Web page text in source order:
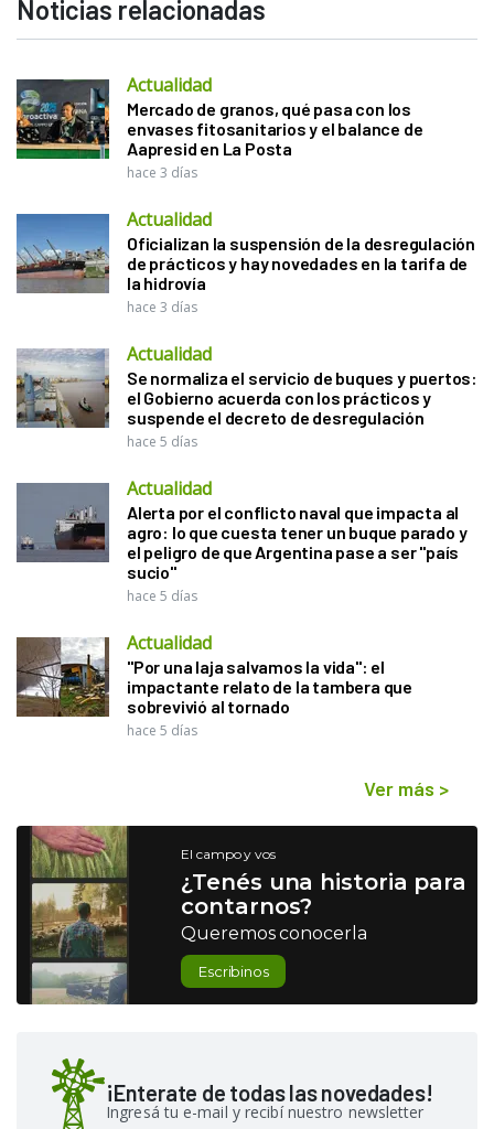
Noticias relacionadas
Actualidad
Mercado de granos, qué pasa con los
envases fitosanitarios y el balance de
Aapresid en La Posta
hace 3 días
Actualidad
Oficializan la suspensión de la desregulación
de prácticos y hay novedades en la tarifa de
la hidrovía
hace 3 días
Actualidad
Se normaliza el servicio de buques y puertos:
el Gobierno acuerda con los prácticos y
suspende el decreto de desregulación
hace 5 días
Actualidad
Alerta por el conflicto naval que impacta al
agro: lo que cuesta tener un buque parado y
el peligro de que Argentina pase a ser "país
sucio"
hace 5 días
Actualidad
"Por una laja salvamos la vida": el
impactante relato de la tambera que
sobrevivió al tornado
hace 5 días
Ver más >
El campo y vos
¿Tenés una historia para
contarnos?
Queremos conocerla
Escribinos
¡Enterate de todas las novedades!
Ingresá tu e-mail y recibí nuestro newsletter